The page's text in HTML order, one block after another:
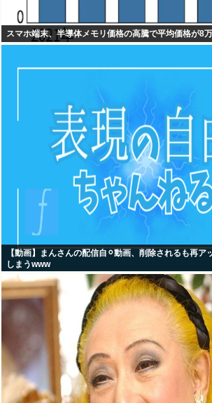
スマホ端末、半導体メモリ価格の高騰で平均価格が8
【動画】まんさんの配信自⚪︎動画、削除されるも再ア
しまうwww